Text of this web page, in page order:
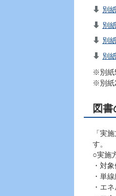
別
別
別
別
※別紙
※別紙
図
「実
す。
○実施
・対
・単
・エ